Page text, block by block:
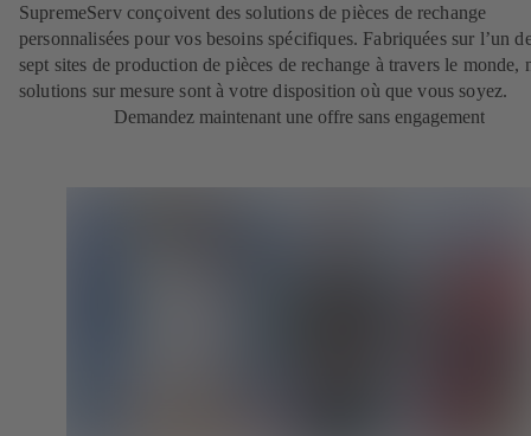
SupremeServ conçoivent des solutions de pièces de rechange
personnalisées pour vos besoins spécifiques. Fabriquées sur l’un
sept sites de production de pièces de rechange à travers le monde,
solutions sur mesure sont à votre disposition où que vous soyez.
Demandez maintenant une offre sans engagement